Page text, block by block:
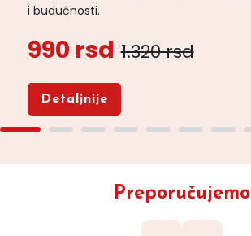
i budućnosti.
990 rsd 1.320 rsd
Detaljnije
Preporučujemo